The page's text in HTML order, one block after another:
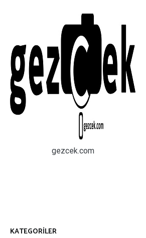
gezcek.com
KATEGORILER